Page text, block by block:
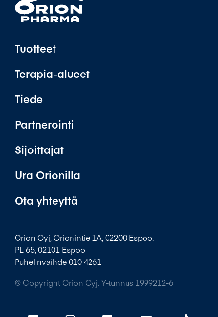
Tuotteet
Terapia-alueet
Tiede
Partnerointi
Sijoittajat
Ura Orionilla
Ota yhteyttä
Orion Oyj, Orionintie 1A, 02200 Espoo.
PL 65, 02101 Espoo
Puhelinvaihde 010 4261
© Copyright Orion Oyj. Y-tunnus 1999212-6